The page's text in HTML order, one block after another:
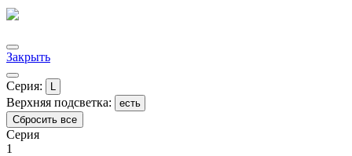
Закрыть
Серия: L
Верхняя подсветка:
есть
Сбросить все
Серия
1